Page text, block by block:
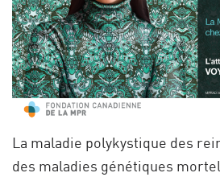
La maladie polykystique des
des maladies génétiques